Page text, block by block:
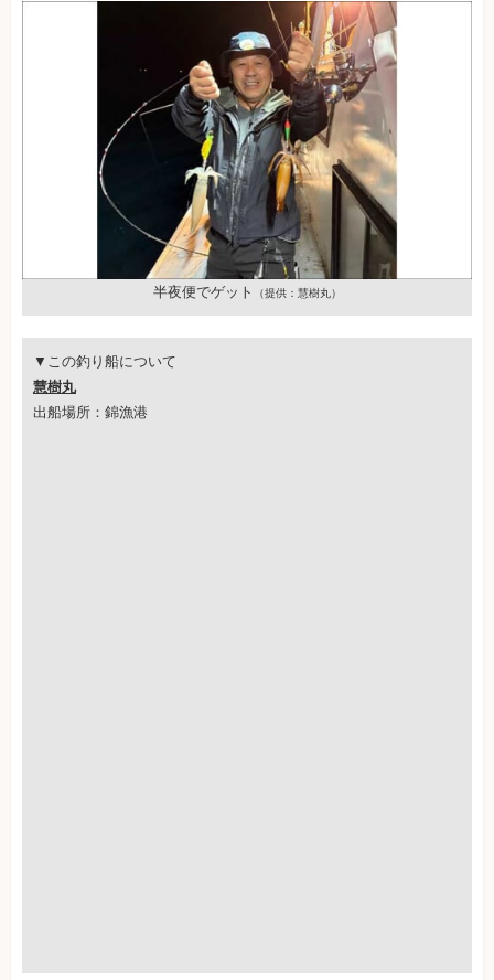
半夜便でゲット （提供：慧樹丸）
▼この釣り船について
慧樹丸
出船場所：錦漁港